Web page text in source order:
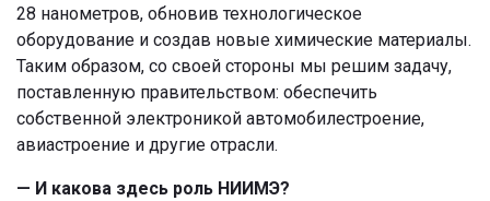
28 нанометров, обновив технологическое
оборудование и создав новые химические материалы.
Таким образом, со своей стороны мы решим задачу,
поставленную правительством: обеспечить
собственной электроникой автомобилестроение,
авиастроение и другие отрасли.
— И какова здесь роль НИИМЭ?